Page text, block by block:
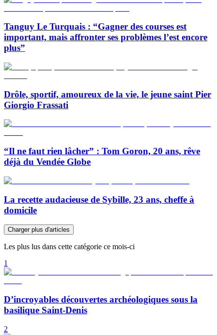
Tanguy Le Turquais : “Gagner des courses est
important, mais affronter ses problèmes l’est encore
plus”
Drôle, sportif, amoureux de la vie, le jeune saint Pier
Giorgio Frassati
“Il ne faut rien lâcher” : Tom Goron, 20 ans, rêve
déjà du Vendée Globe
La recette audacieuse de Sybille, 23 ans, cheffe à
domicile
Charger plus d'articles
Les plus lus dans cette catégorie ce mois-ci
1
D’incroyables découvertes archéologiques sous la
basilique Saint-Denis
2